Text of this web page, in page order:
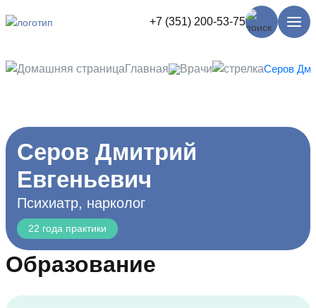
+7 (351) 200-53-75
Главная Врачи Серов
Серов Дмитрий
Евгеньевич
Психиатр, нарколог
22 года практики
Образование